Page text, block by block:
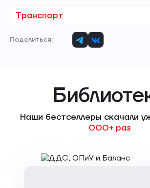
Транспорт
Поделиться:
Наши бестселлеры скачали
000+ раз